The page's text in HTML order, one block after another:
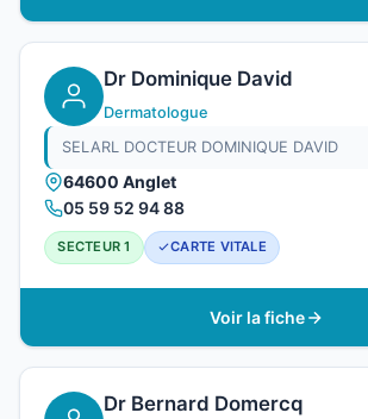
Dr Dominique David
Dermatologue
SELARL DOCTEUR DOMINIQUE DAVID
64600 Anglet
05 59 52 94 88
SECTEUR 1 CARTE VITALE
Voir la fiche
Dr Bernard Domercq